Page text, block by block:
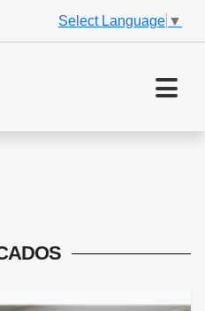
Select Language ▼